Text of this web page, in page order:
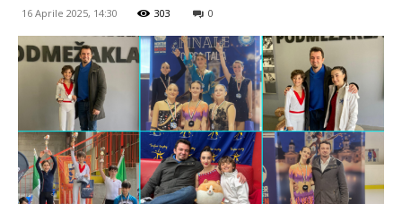
16 Aprile 2025, 14:30 303 0